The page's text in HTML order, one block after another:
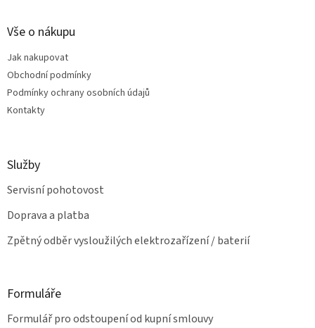
Vše o nákupu
Jak nakupovat
Obchodní podmínky
Podmínky ochrany osobních údajů
Kontakty
Služby
Servisní pohotovost
Doprava a platba
Zpětný odběr vysloužilých elektrozařízení / baterií
Formuláře
Formulář pro odstoupení od kupní smlouvy